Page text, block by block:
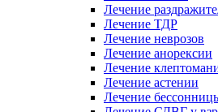
Лечение
Лечение ТДР
Лечение неврозов
Лечение анорексии
Лечение
Лечение астении
Лечение